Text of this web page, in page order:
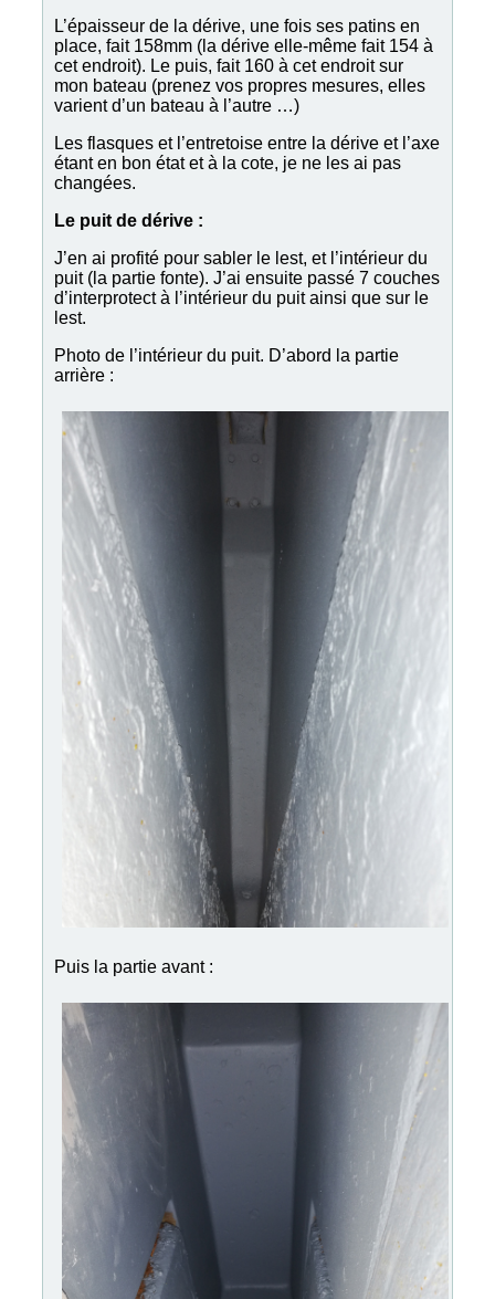
L’épaisseur de la dérive, une fois ses patins en
place, fait 158mm (la dérive elle-même fait 154 à
cet endroit). Le puis, fait 160 à cet endroit sur
mon bateau (prenez vos propres mesures, elles
varient d’un bateau à l’autre …)
Les flasques et l’entretoise entre la dérive et l’axe
étant en bon état et à la cote, je ne les ai pas
changées.
Le puit de dérive :
J’en ai profité pour sabler le lest, et l’intérieur du
puit (la partie fonte). J’ai ensuite passé 7 couches
d’interprotect à l’intérieur du puit ainsi que sur le
lest.
Photo de l’intérieur du puit. D’abord la partie
arrière :
Puis la partie avant :